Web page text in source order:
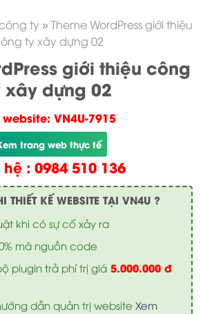
ty » Theme WordPress giới thiệu
ty xây dựng 02
giới thiệu công
xây dựng 02
VN4U-7915
trang web thực tế
hệ : 0984 510 136
KẾ WEBSITE TẠI VN4U ?
khi có sự cố xảy ra
mã nguồn code
plugin trả phí trị giá 5.000.000 đ
dẫn quản trị website Xem